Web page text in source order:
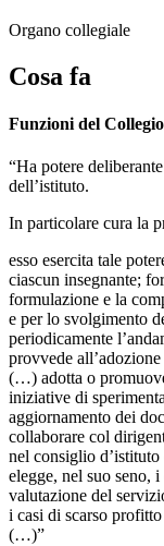
Organo collegiale
Cosa fa
Funzioni del
“Ha potere
dell’istituto.
In particolare cura la
esso esercita tale
ciascun insegnante;
formulazione e la
e per lo svolgimento
periodicamente
provvede
(…) adotta o
iniziative di
aggiornamento dei
collaborare col
nel consiglio
elegge, nel suo seno,
valutazione del
i casi di scarso
(…)”